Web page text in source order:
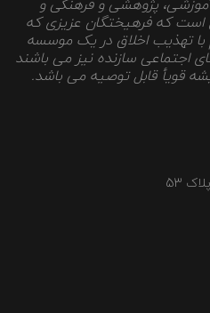
که فرهیختگان عزیزی که
با تهذیب اخلاق در یک موسسه
اجتماعی سازنده نیز می باشند
قویأ قابل توصیه می باشد.